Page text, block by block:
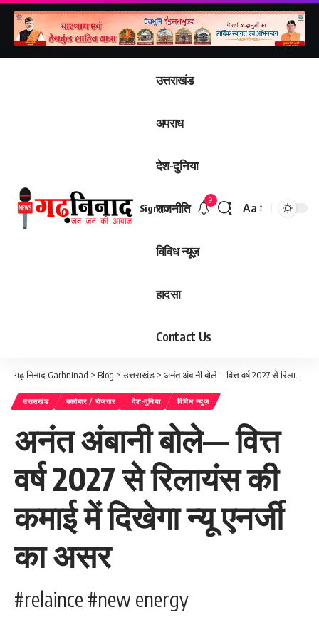
उत्तराखंड
अपराध
देश-दुनिया
राजनीति
विविध न्यूज़
हादसा
Contact Us
Sign In
9
Font
Aa
गढ़ निनाद Garhninad > Blog >उत्तराखंड > अनंत अंबानी बोले— वित्त वर्ष 2027 से रिलायंस की कमाई में दिखेगा न्यू एनर्जी का असर
उत्तराखंड कारोबार / रोजगार देश-दुनिया विविध न्यूज़
अनंत अंबानी बोले— वित्त
वर्ष 2027 से रिलायंस की
कमाई में दिखेगा न्यू एनर्जी
का असर
#relaince #new energy